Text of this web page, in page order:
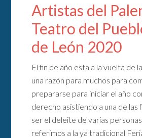
Artistas del
Teatro del
de León 2020
El fin de año esta a la vuelta de
una razón para muchos para
prepararse para iniciar el año
derecho asistiendo a una de las
ser el deleite de varias
referimos a la ya tradicional